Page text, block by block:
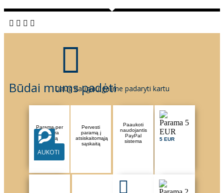
Būdai mums padėti
Daug daugiau galime padaryti kartu
Parama per
Paysera
sistemą
AUKOTI
Pervesti
paramą į
atsiskaitomąją
sąskaitą
Paaukoti
naudojantis
PayPal
sistema
5 EUR